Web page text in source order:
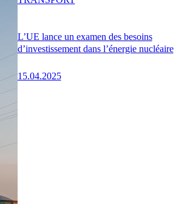
L’UE lance un examen des besoins
d’investissement dans l’énergie nucléaire
15.04.2025